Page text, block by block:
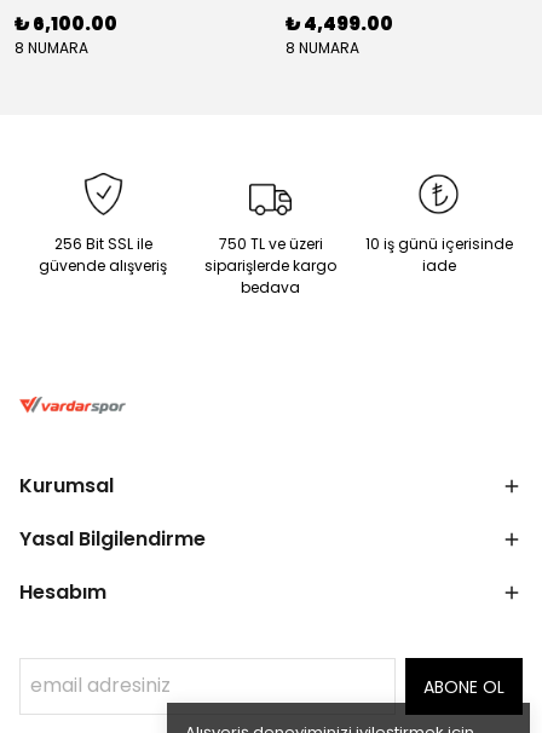
₺ 6,100.00
8 NUMARA
₺ 4,499.00
8 NUMARA
256 Bit SSL ile
güvende alışveriş
750 TL ve üzeri
siparişlerde kargo
bedava
10 iş günü içerisinde
iade
Kurumsal
Yasal Bilgilendirme
Hesabım
ABONE OL